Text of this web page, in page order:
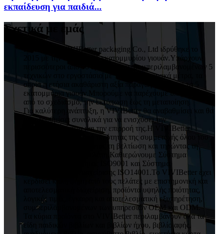
εκπαίδευση για παιδιά...
Σχετικά με εμάς
Η HuiZhou VIVIBetter packaging Co., Ltd ιδρύθηκε το
2015 με την επένδυση 1 εκατομμυρίου γιουάν.Υπάρχουν
περισσότεροι από 50 εργαζόμενοι, συμπεριλαμβανομένων 5
τεχνικών στο εργοστάσιο με 1000 τετραγωνικά μέτρα, τα
οποία η ετήσια ακαθάριστη αξία παραγωγής έφτασε τα 5
εκατομμύρια γιουάν.Μπορούμε να παρέχουμε υπηρεσίες
από το σχεδιασμό, την εκτύπωση έως τη μεταποίηση.
Για καλύτερη ανάπτυξη, η VIVIBetter θα αναβαθμίσει και θα
μεταρρυθμίσει συνολικά για να ενισχύσει την
ανταγωνιστικότητα και την επιρροή της.Η VIVIBetter
επιμένει στην πολιτική ποιότητας της συμμετοχής όλου του
προσωπικού, διατηρώντας τη βελτίωση και τηρώντας τη
δέσμευση για κάθε πελάτη.Καθιερώνουμε Σύστημα
Διασφάλισης Ποιότητας ISO9001 και Σύστημα
Περιβαλλοντικής Διαχείρισης ISO14001.Το VIVIBetter έχει
κερδίσει καλή φήμη από τους πελάτες με επιστημονική και
αποτελεσματική διαχείριση, προϊόντα υψηλής ποιότητας,
λογικές τιμές, έγκαιρη και αποτελεσματική εξυπηρέτηση,
συμπεριλαμβανομένων των υπηρεσιών OEM και ODM.
Τα κύρια προϊόντα στο VIVIBetter περιλαμβάνουν όλα τα
είδη παιδικών βιβλίων και βιβλίων ήχου, βιβλίο αφής,